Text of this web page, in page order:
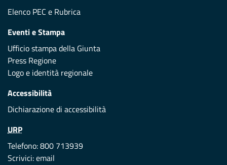
Elenco PEC e Rubrica
Eventi e Stampa
Ufficio stampa della Giunta
Press Regione
Logo e identità regionale
Accessibilità
Dichiarazione di accessibilità
URP
Telefono: 800 713939
Scrivici:email